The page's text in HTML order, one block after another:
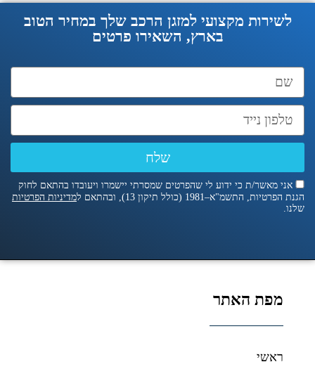
לשירות מקצועי למזגן הרכב שלך במחיר הטוב
בארץ, השאירו פרטים
אני מאשר/ת כי ידוע לי שהפרטים שמסרתי יישמרו ויעובדו בהתאם לחוק
הגנת הפרטיות, התשמ"א–1981 (כולל תיקון 13), ובהתאם ל
מדיניות הפרטיות
שלנו.
שלח
מפת האתר
ראשי